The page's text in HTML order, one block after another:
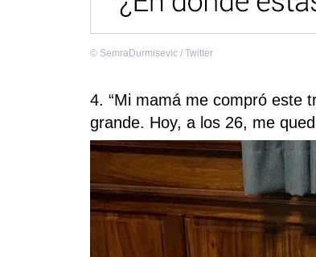
© SemraDurmisevic / Twitter
4. “Mi mamá me compró este
grande. Hoy, a los 26, me